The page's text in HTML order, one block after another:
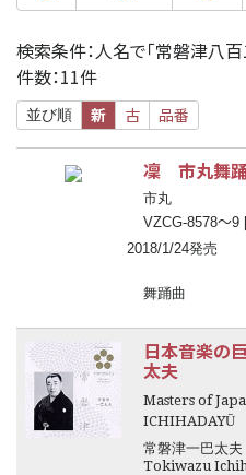
検索条件：人名で「常磐津八百
件数：11件
並び順 新 古 品番
凜 市丸舞踊
市丸
VZCG-8578〜9
2018/1/24発売
舞踊曲
日本音楽の
太夫
Masters of
ICHIHADAYŪ
常磐津一巴太夫
Tokiwazu